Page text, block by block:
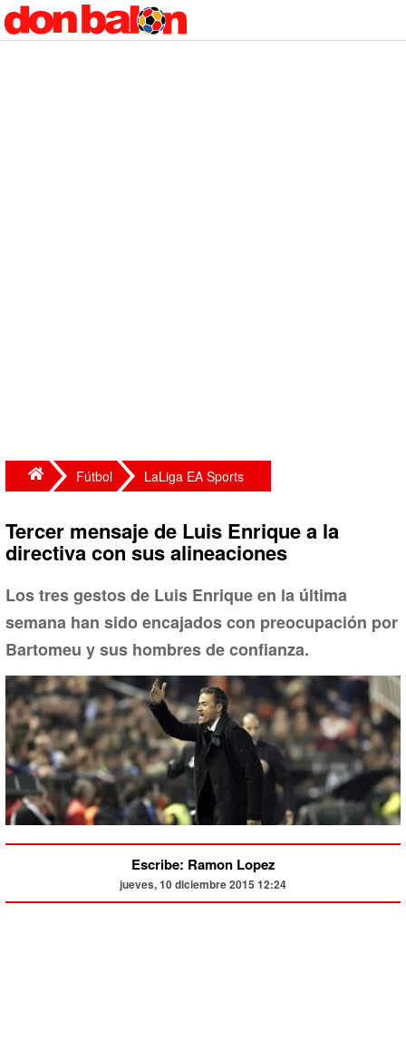
Fútbol LaLiga EA Sports
Tercer mensaje de Luis Enrique a la
directiva con sus alineaciones
Los tres gestos de Luis Enrique en la última
semana han sido encajados con preocupación por
Bartomeu y sus hombres de confianza.
Escribe: Ramon Lopez
jueves, 10 diciembre 2015 12:24